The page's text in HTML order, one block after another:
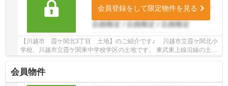
会員登録をして限定物件を見る
【川越市 霞ケ関北3丁目 土地】のご紹介です♪ 川越市立霞ケ関北小
学校、川越市立霞ケ関東中学校学区の土地です。 東武東上線沿線の土地
♪霞ケ関駅徒歩13分の土地です。 お気軽にト...
会員物件